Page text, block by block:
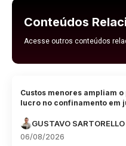
Conteúdos
Acesse outros conteúdos
Custos menores ampliam
lucro no confinamento em
GUSTAVO SARTORELLO
06/08/2026